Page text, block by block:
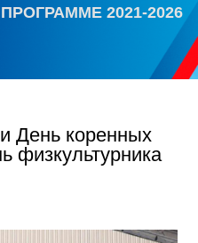
2021-2026
День коренных
физкультурника